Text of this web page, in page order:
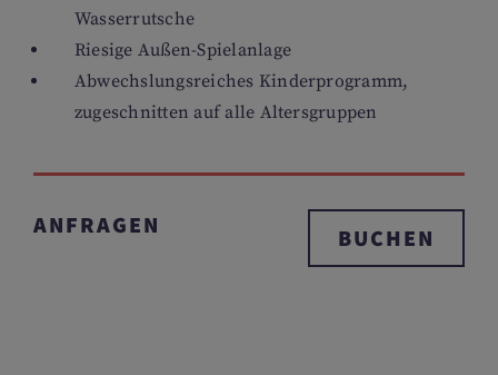
Wasserrutsche
Riesige Außen-Spielanlage
Abwechslungsreiches Kinderprogramm,
zugeschnitten auf alle Altersgruppen
ANFRAGEN BUCHEN